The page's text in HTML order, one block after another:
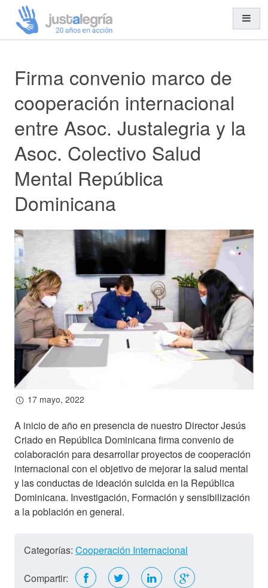
Misión y Visión
Organización y Equipo
Transparencia
Entidades Solidarias
Trabajo en Red
Cooperación al Desarrollo
Acción Social
Educación para el Desarrollo
Hazte socio
Entidades solidarias
Donación
Voluntariado
Sala de Prensa
Galería de Fotos
Galería de Vídeos
Contactar
Firma convenio marco de
cooperación internacional
entre Asoc. Justalegria y la
Asoc. Colectivo Salud
Mental República
Dominicana
17 mayo, 2022
A inicio de año en presencia de nuestro Director Jesús
Criado en República Dominicana firma convenio de
colaboración para desarrollar proyectos de cooperación
internacional con el objetivo de mejorar la salud mental
y las conductas de ideación suicida en la República
Dominicana. Investigación, Formación y sensibilización
a la población en general.
Categorías: Cooperación Internacional
Compartir: